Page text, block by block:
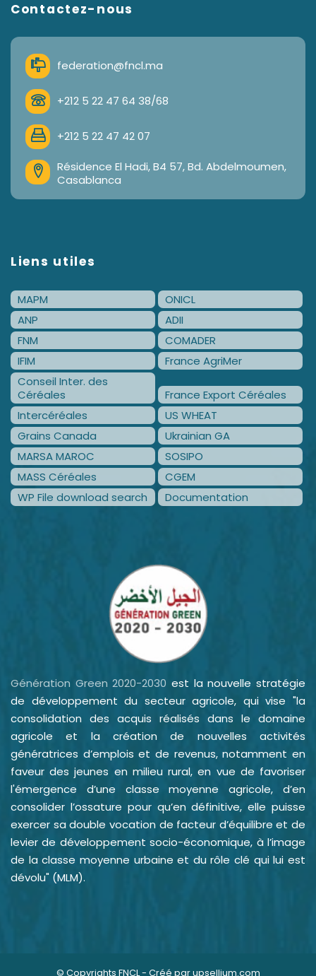
Contactez-nous
federation@fncl.ma
+212 5 22 47 64 38/68
+212 5 22 47 42 07
Résidence El Hadi, B4 57, Bd. Abdelmoumen,
Casablanca
Liens utiles
MAPM
ONICL
ANP
ADII
FNM
COMADER
IFIM
France AgriMer
Conseil Inter. des
Céréales
France Export Céréales
Intercéréales
US WHEAT
Grains Canada
Ukrainian GA
MARSA MAROC
SOSIPO
MASS Céréales
CGEM
WP File download search
Documentation
Génération Green 2020-2030 est la nouvelle stratégie
de développement du secteur agricole, qui vise "la
consolidation des acquis réalisés dans le domaine
agricole et la création de nouvelles activités
génératrices d’emplois et de revenus, notamment en
faveur des jeunes en milieu rural, en vue de favoriser
l'émergence d’une classe moyenne agricole, d’en
consolider l’ossature pour qu’en définitive, elle puisse
exercer sa double vocation de facteur d’équilibre et de
levier de développement socio-économique, à l’image
de la classe moyenne urbaine et du rôle clé qui lui est
dévolu" (MLM).
© Copyrights FNCL - Créé parupsellium.com